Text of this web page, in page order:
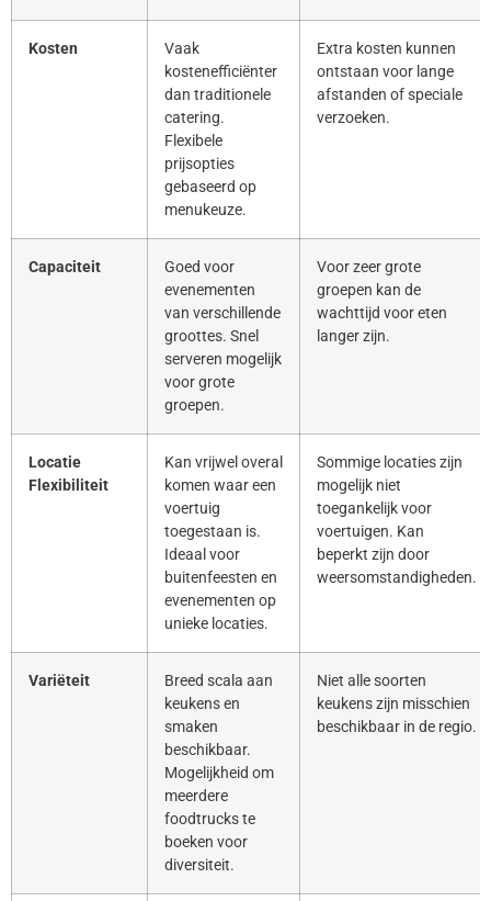
Kosten
Vaak
kostenefficiënter
dan traditionele
catering.
Flexibele
prijsopties
gebaseerd op
menukeuze.
Extra kosten kunnen
ontstaan voor lange
afstanden of speciale
verzoeken.
Capaciteit
Goed voor
evenementen
van verschillende
groottes. Snel
serveren mogelijk
voor grote
groepen.
Voor zeer grote
groepen kan de
wachttijd voor eten
langer zijn.
Locatie
Flexibiliteit
Kan vrijwel overal
komen waar een
voertuig
toegestaan is.
Ideaal voor
buitenfeesten en
evenementen op
unieke locaties.
Sommige locaties zijn
mogelijk niet
toegankelijk voor
voertuigen. Kan
beperkt zijn door
weersomstandigheden.
Variëteit
Breed scala aan
keukens en
smaken
beschikbaar.
Mogelijkheid om
meerdere
foodtrucks te
boeken voor
diversiteit.
Niet alle soorten
keukens zijn misschien
beschikbaar in de regio.